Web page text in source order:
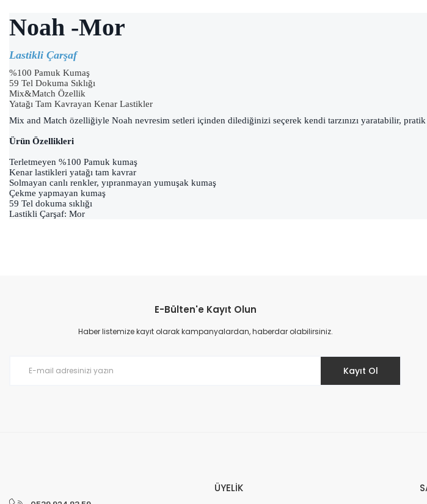
Noah -Mor
Lastikli Çarşaf
%100 Pamuk Kumaş
59 Tel Dokuma Sıklığı
Mix&Match Özellik
Yatağı Tam Kavrayan Kenar Lastikler
Mix and Match özelliğiyle Noah nevresim setleri içinden dilediğinizi seçerek kendi tarzınızı yaratabilir, pratik
Ürün Özellikleri
Terletmeyen %100 Pamuk kumaş
Kenar lastikleri yatağı tam kavrar
Solmayan canlı renkler, yıpranmayan yumuşak kumaş
Çekme yapmayan kumaş
59 Tel dokuma sıklığı
Lastikli Çarşaf: Mor
Ürün resmi kalitesiz, bozuk veya görüntülenemiyor.
Ürün açıklamasında eksik bilgiler bulunuyor.
E-Bülten'e Kayıt Olun
Haber listemize kayıt olarak kampanyalardan, haberdar olabilirsiniz.
Kayıt Ol
ÜYELİK